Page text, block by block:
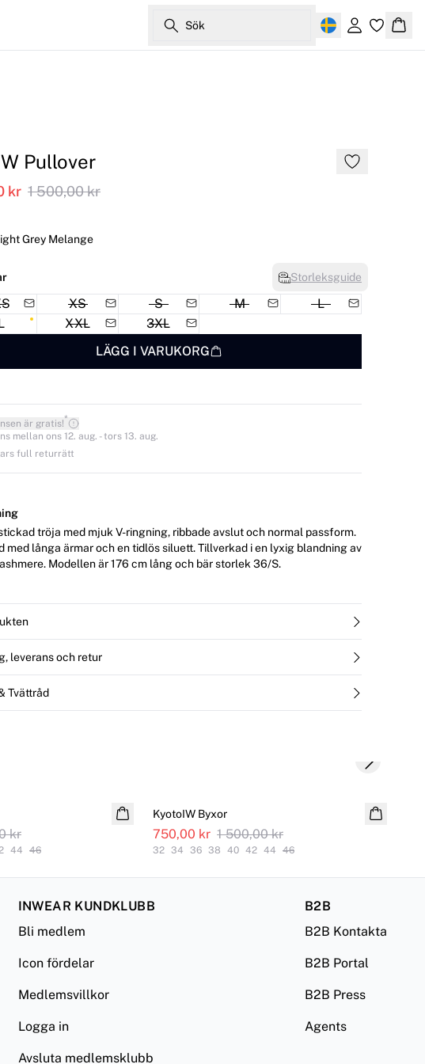
Sök
Logga inKorg
Pullover
kr 1 500,00 kr
Grey Melange
Storleksguide
XS S M
L
XXL
3XL
LÄGG I VARUKORG
är gratis!*
mellan ons 12. aug. - tors 13. aug.
full returrätt
tröja med mjuk V-ringning, ribbade avslut och normal passform.
med långa ärmar och en tidlös siluett. Tillverkad i en lyxig blandning av
ull och cashmere. Modellen är 176 cm lång och bär storlek 36/S.
leverans och retur
Tvättråd
kr
44 46
KyotoIW Byxor
750,00 kr 1 500,00 kr
32 34 36 38 40 42 44 46
Next slide
INWEAR KUNDKLUBB
Bli medlem
Icon fördelar
Medlemsvillkor
Logga in
Avsluta medlemsklubb
B2B
B2B Kontakta
B2B Portal
B2B Press
Agents